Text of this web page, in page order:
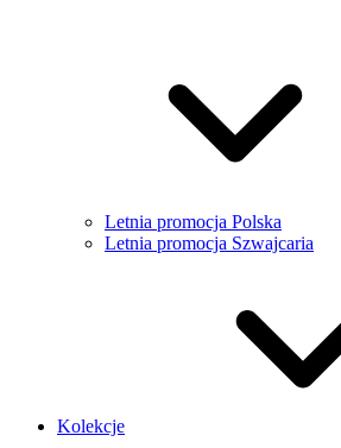
Letnia promocja Polska
Letnia promocja Szwajcaria
Kolekcje